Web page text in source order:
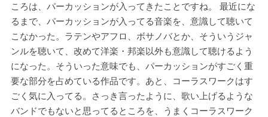
ころは、パーカッションが入ってきたことですね。 最近にな
るまで、パーカッションが入ってる音楽を、意識して聴いて
こなかった。ラテンやアフロ、ボサノバとか、そういうジャ
ンルを聴いて、改めて洋楽・邦楽以外も意識して聴けるよう
になった。そういった意味でも、パーカッションがすごく重
要な部分を占めている作品です。あと、コーラスワークはす
ごく気に入ってる。さっき言ったように、歌い上げるような
バンドでもないと思ってるところを、うまくコーラスワーク